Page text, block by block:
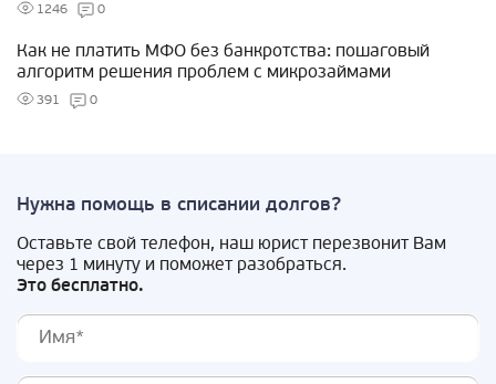
1246 0
Как не платить МФО без банкротства: пошаговый
алгоритм решения проблем с микрозаймами
391 0
Нужна помощь в списании долгов?
Оставьте свой телефон, наш юрист перезвонит Вам
через 1 минуту и поможет разобраться.
Это бесплатно.